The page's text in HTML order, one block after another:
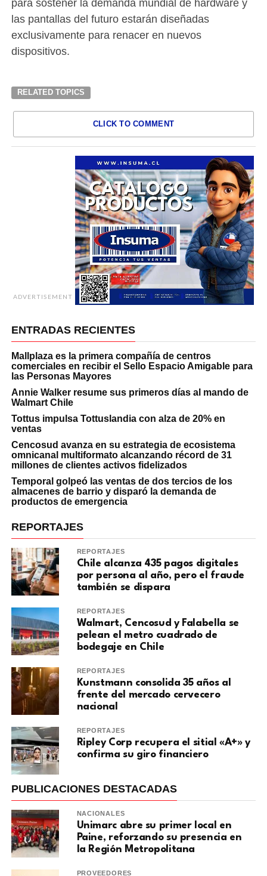
para sostener la demanda mundial de hardware y
las pantallas del futuro estarán diseñadas
exclusivamente para renacer en nuevos
dispositivos.
RELATED TOPICS
CLICK TO COMMENT
ADVERTISEMENT
ENTRADAS RECIENTES
Mallplaza es la primera compañía de centros
comerciales en recibir el Sello Espacio Amigable para
las Personas Mayores
Annie Walker resume sus primeros días al mando de
Walmart Chile
Tottus impulsa Tottuslandia con alza de 20% en
ventas
Cencosud avanza en su estrategia de ecosistema
omnicanal multiformato alcanzando récord de 31
millones de clientes activos fidelizados
Temporal golpeó las ventas de dos tercios de los
almacenes de barrio y disparó la demanda de
productos de emergencia
REPORTAJES
REPORTAJES
Chile alcanza 435 pagos digitales
por persona al año, pero el fraude
también se dispara
REPORTAJES
Walmart, Cencosud y Falabella se
pelean el metro cuadrado de
bodegaje en Chile
REPORTAJES
Kunstmann consolida 35 años al
frente del mercado cervecero
nacional
REPORTAJES
Ripley Corp recupera el sitial «A+» y
confirma su giro financiero
PUBLICACIONES DESTACADAS
NACIONALES
Unimarc abre su primer local en
Paine, reforzando su presencia en
la Región Metropolitana
PROVEEDORES